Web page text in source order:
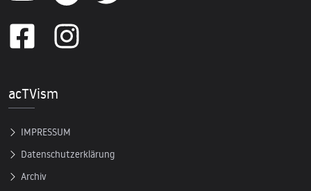
acTVism
IMPRESSUM
Datenschutzerklärung
Archiv